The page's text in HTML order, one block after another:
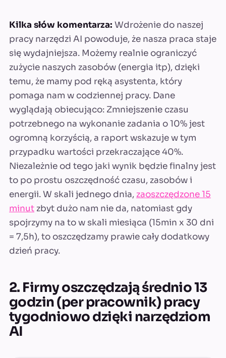
Kilka słów komentarza: Wdrożenie do naszej
pracy narzędzi AI powoduje, że nasza praca staje
się wydajniejsza. Możemy realnie ograniczyć
zużycie naszych zasobów (energia itp), dzięki
temu, że mamy pod ręką asystenta, który
pomaga nam w codziennej pracy. Dane
wyglądają obiecująco: Zmniejszenie czasu
potrzebnego na wykonanie zadania o 10% jest
ogromną korzyścią, a raport wskazuje w tym
przypadku wartości przekraczające 40%.
Niezależnie od tego jaki wynik będzie finalny jest
to po prostu oszczędność czasu, zasobów i
energii. W skali jednego dnia, zaoszczędzone 15
minut zbyt dużo nam nie da, natomiast gdy
spojrzymy na to w skali miesiąca (15min x 30 dni
= 7,5h), to oszczędzamy prawie cały dodatkowy
dzień pracy.
2. Firmy oszczędzają średnio 13
godzin (per pracownik) pracy
tygodniowo dzięki narzędziom
AI